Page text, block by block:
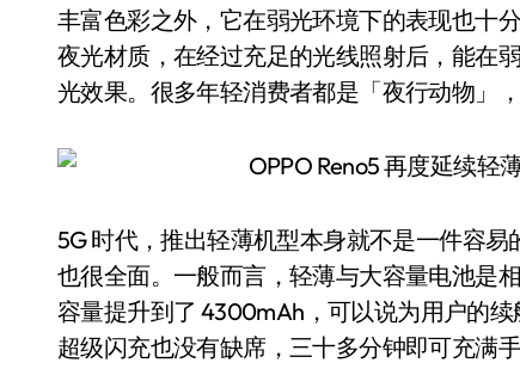
丰富色彩之外，它在弱光环境下的表现也十
夜光材质，在经过充足的光线照射后，能在
光效果。很多年轻消费者都是「夜行动物」
5G 时代，推出轻薄机型本身就不是一件容易
也很全面。一般而言，轻薄与大容量电池是
容量提升到了 4300mAh，可以说为用户的
超级闪充也没有缺席，三十多分钟即可充满